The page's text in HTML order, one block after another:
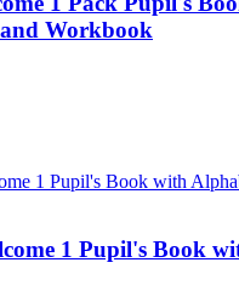
Workbook
1 Pupil's Book